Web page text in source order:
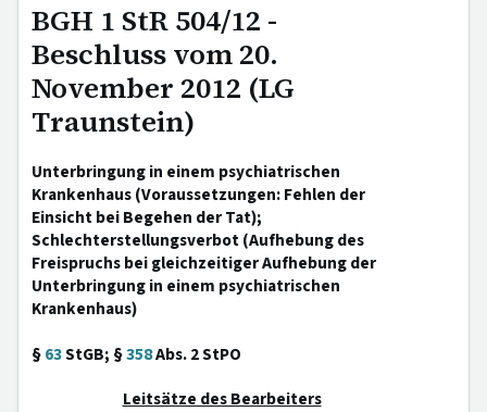
BGH 1 StR 504/12 -
Beschluss vom 20.
November 2012 (LG
Traunstein)
Unterbringung in einem psychiatrischen
Krankenhaus (Voraussetzungen: Fehlen der
Einsicht bei Begehen der Tat);
Schlechterstellungsverbot (Aufhebung des
Freispruchs bei gleichzeitiger Aufhebung der
Unterbringung in einem psychiatrischen
Krankenhaus)
§63StGB; §358Abs. 2 StPO
Leitsätze des Bearbeiters